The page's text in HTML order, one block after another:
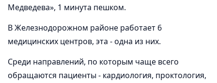
Медведева», 1 минута пешком.
В Железнодорожном районе работает 6
медицинских центров, эта - одна из них.
Среди направлений, по которым чаще всего
обращаются пациенты - кардиология, проктология,